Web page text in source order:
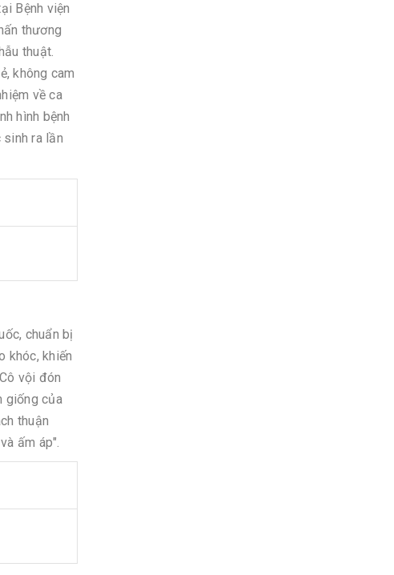
Bệnh viện
thương
thuật.
không cam
về ca
hình bệnh
sinh ra lần
chuẩn bị
khóc, khiến
vội đón
giống của
thuận
ấm áp".